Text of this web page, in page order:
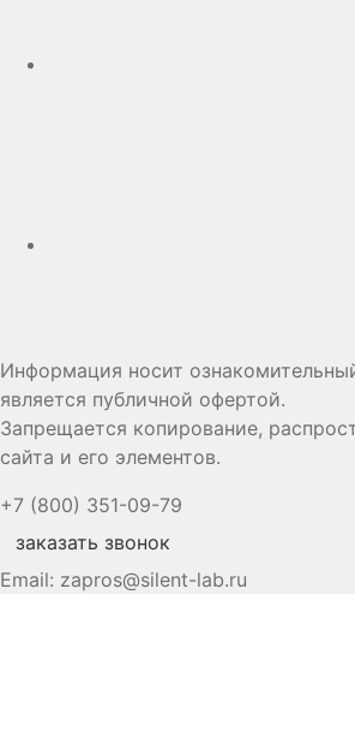
Информация носит
является публичной офертой.
Запрещается копирование,
сайта и его элементов.
+7 (800) 351-09-79
заказать звонок
Email: zapros@silent-lab.ru